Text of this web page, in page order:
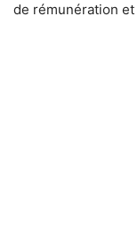
de rémunération et